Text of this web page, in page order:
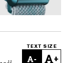
TEXT SIZE
- +